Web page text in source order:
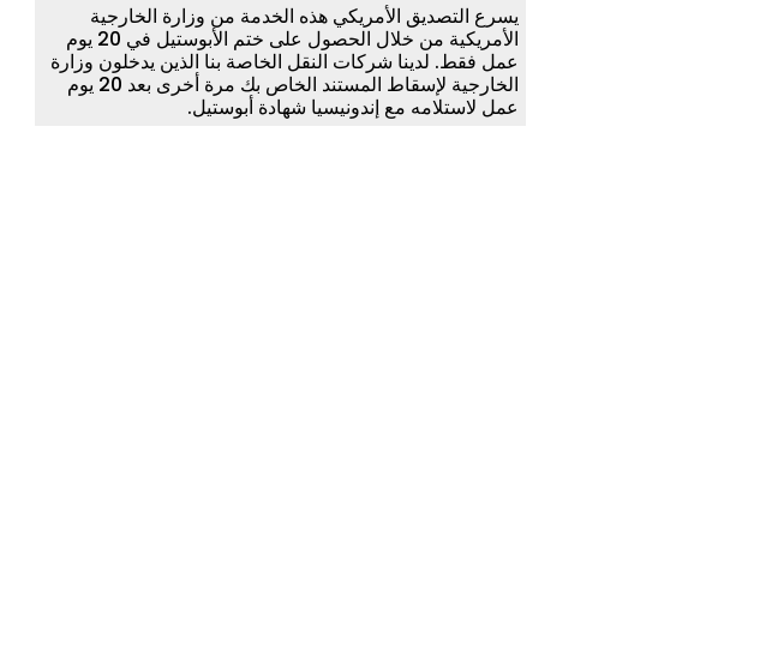
يسرع التصديق الأمريكي هذه الخدمة من وزارة الخارجية
الأمريكية من خلال الحصول على ختم الأبوستيل في 20 يوم
عمل فقط. لدينا شركات النقل الخاصة بنا الذين يدخلون وزارة
الخارجية لإسقاط المستند الخاص بك مرة أخرى بعد 20 يوم
عمل لاستلامه مع إندونيسيا شهادة أبوستيل.